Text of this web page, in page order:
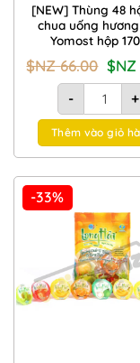
[NEW] Thùng 48
chua uống
Yomost hộp
$NZ66.00 Giá
gốc
là:
$NZ
66.00.
$NZ
-
[NEW]
+
Thêm vào giỏ
-33%